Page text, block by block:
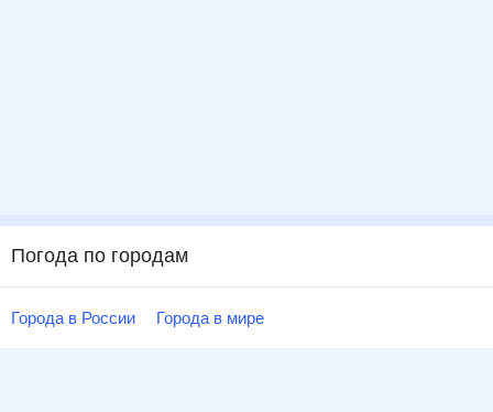
Погода по городам
Города в России Города в мире